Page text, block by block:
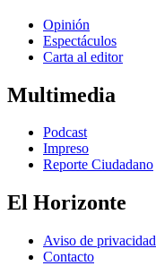
Opinión
Espectáculos
Carta al editor
Multimedia
Podcast
Impreso
Reporte Ciudadano
El Horizonte
Aviso de privacidad
Contacto